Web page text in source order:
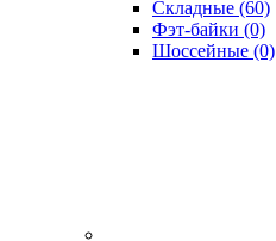
Складные (60)
Фэт-байки (0)
Шоссейные (0)